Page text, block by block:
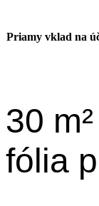
Priamy vklad na
30
fólia